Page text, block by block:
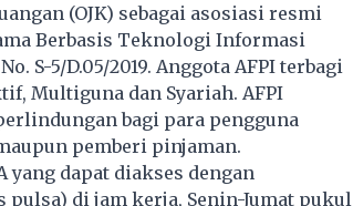
(OJK) sebagai asosiasi resmi
Berbasis Teknologi Informasi
S-5/D.05/2019. Anggota AFPI terbagi
Multiguna dan Syariah. AFPI
bagi para pengguna
pemberi pinjaman.
yang dapat diakses dengan
pulsa) di jam kerja, Senin-Jumat pukul